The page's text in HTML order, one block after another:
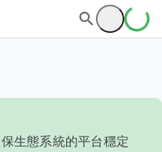
生態系統的平台穩定